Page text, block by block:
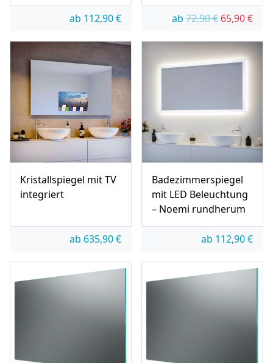
ab 112,90€ ab 72,90€ 65,90€
Kristallspiegel mit TV
integriert
ab 635,90€
Badezimmerspiegel
mit LED Beleuchtung
– Noemi rundherum
ab 112,90€